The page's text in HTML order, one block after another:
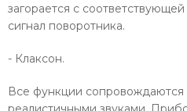
загорается с
сигнал поворотника.
- Клаксон.
Все функции